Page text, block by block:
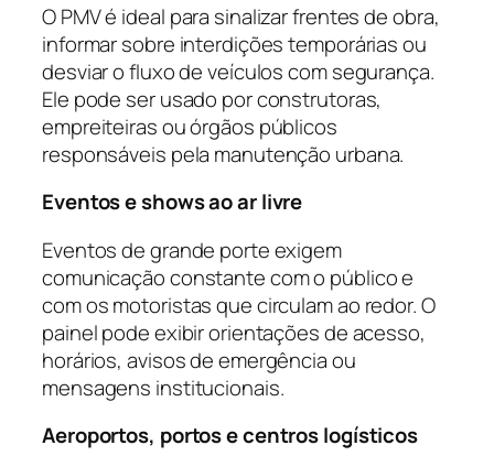
O PMV é ideal para sinalizar frentes de obra,
informar sobre interdições temporárias ou
desviar o fluxo de veículos com segurança.
Ele pode ser usado por construtoras,
empreiteiras ou órgãos públicos
responsáveis pela manutenção urbana.
Eventos e shows ao ar livre
Eventos de grande porte exigem
comunicação constante com o público e
com os motoristas que circulam ao redor. O
painel pode exibir orientações de acesso,
horários, avisos de emergência ou
mensagens institucionais.
Aeroportos, portos e centros logísticos